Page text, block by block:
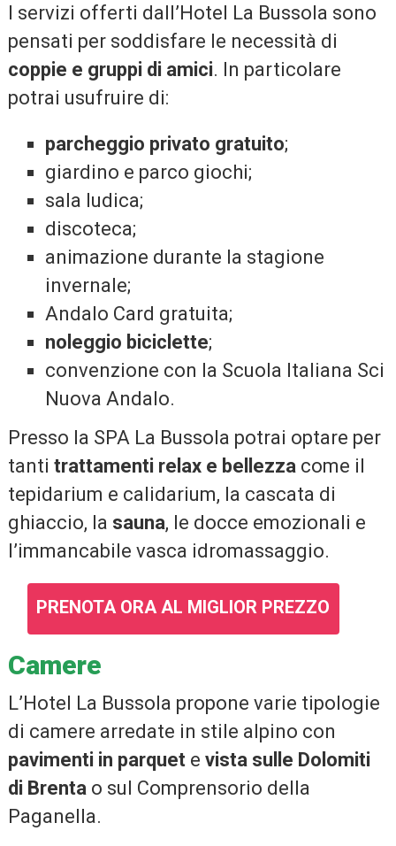
I servizi offerti dall’Hotel La Bussola sono
pensati per soddisfare le necessità di
coppie e gruppi di amici. In particolare
potrai usufruire di:
parcheggio privato gratuito;
giardino e parco giochi;
sala ludica;
discoteca;
animazione durante la stagione
invernale;
Andalo Card gratuita;
noleggio biciclette;
convenzione con la Scuola Italiana Sci
Nuova Andalo.
Presso la SPA La Bussola potrai optare per
tanti trattamenti relax e bellezzacome il
tepidarium e calidarium, la cascata di
ghiaccio, la sauna, le docce emozionali e
l’immancabile vasca idromassaggio.
PRENOTA ORA AL MIGLIOR PREZZO
Camere
L’Hotel La Bussola propone varie tipologie
di camere arredate in stile alpino con
pavimenti in parquete vista sulle Dolomiti
di Brentao sul Comprensorio della
Paganella.